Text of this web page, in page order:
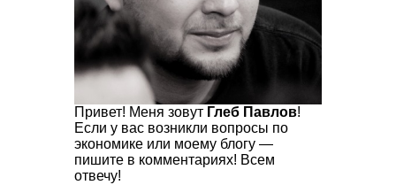
Привет! Меня зовут Глеб Павлов!
Если у вас возникли вопросы по
экономике или моему блогу —
пишите в комментариях! Всем
отвечу!